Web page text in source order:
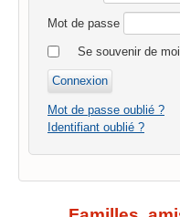
Mot de passe
Se souvenir de moi
Mot de passe oublié ?
Identifiant oublié ?